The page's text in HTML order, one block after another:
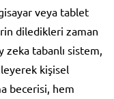
veya tablet
diledikleri zaman
zeka tabanlı sistem,
kişisel
becerisi, hem